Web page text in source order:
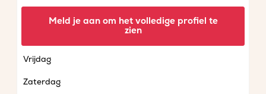
Vrijdag
Zaterdag
Meld je aan om het volledige profiel te
zien